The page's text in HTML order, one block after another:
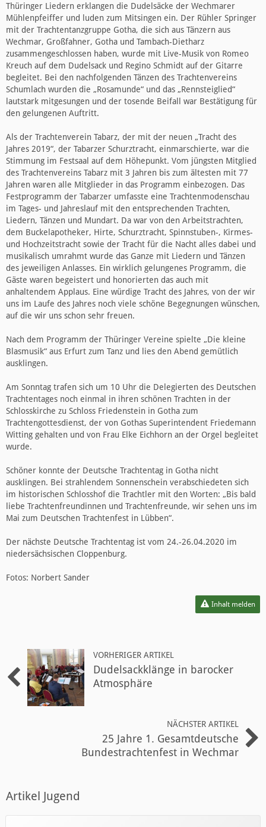
Thüringer Liedern erklangen die Dudelsäcke der Wechmarer
Mühlenpfeiffer und luden zum Mitsingen ein. Der Rühler Springer
mit der Trachtentanzgruppe Gotha, die sich aus Tänzern aus
Wechmar, Großfahner, Gotha und Tambach-Dietharz
zusammengeschlossen haben, wurde mit Live-Musik von Romeo
Kreuch auf dem Dudelsack und Regino Schmidt auf der Gitarre
begleitet. Bei den nachfolgenden Tänzen des Trachtenvereins
Schumlach wurden die „Rosamunde“ und das „Rennsteiglied“
lautstark mitgesungen und der tosende Beifall war Bestätigung für
den gelungenen Auftritt.
Als der Trachtenverein Tabarz, der mit der neuen „Tracht des
Jahres 2019“, der Tabarzer Schurztracht, einmarschierte, war die
Stimmung im Festsaal auf dem Höhepunkt. Vom jüngsten Mitglied
des Trachtenvereins Tabarz mit 3 Jahren bis zum ältesten mit 77
Jahren waren alle Mitglieder in das Programm einbezogen. Das
Festprogramm der Tabarzer umfasste eine Trachtenmodenschau
im Tages- und Jahreslauf mit den entsprechenden Trachten,
Liedern, Tänzen und Mundart. Da war von den Arbeitstrachten,
dem Buckelapotheker, Hirte, Schurztracht, Spinnstuben-, Kirmes-
und Hochzeitstracht sowie der Tracht für die Nacht alles dabei und
musikalisch umrahmt wurde das Ganze mit Liedern und Tänzen
des jeweiligen Anlasses. Ein wirklich gelungenes Programm, die
Gäste waren begeistert und honorierten das auch mit
anhaltendem Applaus. Eine würdige Tracht des Jahres, von der wir
uns im Laufe des Jahres noch viele schöne Begegnungen wünschen,
auf die wir uns schon sehr freuen.
Nach dem Programm der Thüringer Vereine spielte „Die kleine
Blasmusik“ aus Erfurt zum Tanz und lies den Abend gemütlich
ausklingen.
Am Sonntag trafen sich um 10 Uhr die Delegierten des Deutschen
Trachtentages noch einmal in ihren schönen Trachten in der
Schlosskirche zu Schloss Friedenstein in Gotha zum
Trachtengottesdienst, der von Gothas Superintendent Friedemann
Witting gehalten und von Frau Elke Eichhorn an der Orgel begleitet
wurde.
Schöner konnte der Deutsche Trachtentag in Gotha nicht
ausklingen. Bei strahlendem Sonnenschein verabschiedeten sich
im historischen Schlosshof die Trachtler mit den Worten: „Bis bald
liebe Trachtenfreundinnen und Trachtenfreunde, wir sehen uns im
Mai zum Deutschen Trachtenfest in Lübben“.
Der nächste Deutsche Trachtentag ist vom 24.-26.04.2020 im
niedersächsischen Cloppenburg.
Fotos: Norbert Sander
Inhalt melden
VORHERIGER ARTIKEL
Dudelsackklänge in barocker
Atmosphäre
NÄCHSTER ARTIKEL
25 Jahre 1. Gesamtdeutsche
Bundestrachtenfest in Wechmar
Artikel Jugend